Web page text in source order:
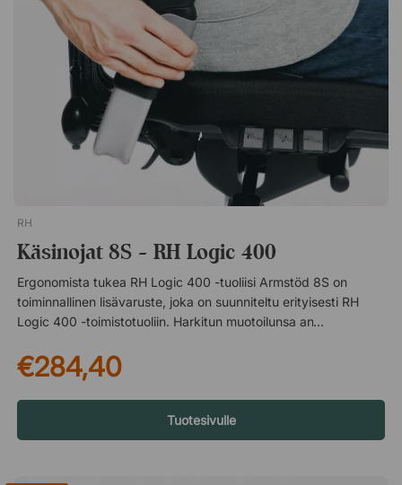
GREENGUARD Gold.RH Support 4501 on ergonominen tuoli,
jossa on satulan muotoinen istuin ja joka edistää aktiivista
istumista työpäivän aikana. Se on erinomainen valinta sinulle,
joka haluat vaihdella usein istuma- ja seisoma-asennon välillä.
Satulan muotoinen istuin. Säädettävä istuinkulma. Säädettävä
selkänojan kulma. Säädettävä istuinkorkeus. 10 vuoden takuu.
RH
Käsinojat 8S - RH Logic 400
Ergonomista tukea RH Logic 400 -tuoliisi Armstöd 8S on
toiminnallinen lisävaruste, joka on suunniteltu erityisesti RH
Logic 400 -toimistotuoliin. Harkitun muotoilunsa ansiosta ne
ergonomisempaa työasentoa koko työpäivän ajan.
Säädettävissä yksilöllistä mukavuutta varten Käsinojat ovat
säädettävissä korkeuden, leveyden ja kulman osalta, mikä
tekee niiden mukauttamisesta omiin tarpeisiisi ja työasentoosi
helppoa. Tarjoamalla oikean tuen käsivarsille ja hartioille ne
€284,40
Tuotesivulle